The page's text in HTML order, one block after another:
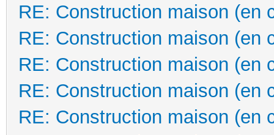
RE: Construction maison (en
RE: Construction maison (en
RE: Construction maison (en
RE: Construction maison (en
RE: Construction maison (en